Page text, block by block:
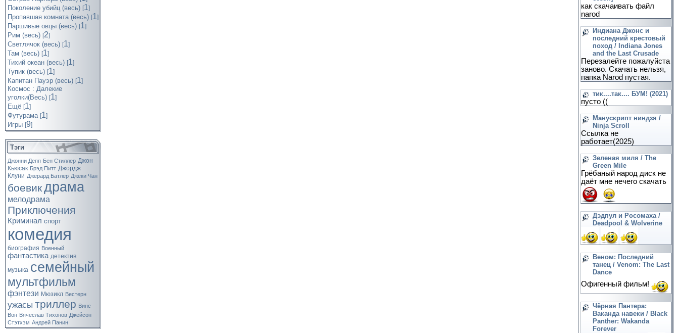
Поколение убийц (весь) [1]
Пропавшая комната (весь) [1]
Паршивые овцы (весь) [1]
Рим (весь) [2]
Светлячок (весь) [1]
Там (весь) [1]
Тихий океан (весь) [1]
Тупик (весь) [1]
Капитан Пауэр (весь) [1]
Космос : Далекие
уголки(Весь) [1]
Ещё [1]
Футурама [1]
Игры [9]
Тэги
Джонни Депп Бен Стиллер Джон
Кьюсак Брэд Питт Джордж
Клуни Джерард Батлер Джеки Чан
боевикдрама
мелодрама
Приключения
Криминал спорт
комедия
биография Военный
фантастика детектив
музыка семейный
мультфильм
фэнтези Мюзикл Вестерн
ужасы триллер Винс
Вон Вячеслав Тихонов Джейсон
Стэтхэм Андрей Панин
как скачаивать файл
narod
Индиана Джонс и
последний крестовый
поход / Indiana Jones
and the Last Crusade
Перезалейте пожалуйста
заново. Скачать нельзя,
папка Narod пустая.
тик....так.... БУМ! (2021)
пусто ((
Манускрипт ниндзя /
Ninja Scroll
Ссылка не
работает(2025)
Зеленая миля / The
Green Mile
Грёбаный народ диск не
даёт мне нечего скачать
Дэдпул и Росомаха /
Deadpool & Wolverine
Веном: Последний
танец / Venom: The Last
Dance
Офигенный фильм!
Чёрная Пантера:
Ваканда навеки / Black
Panther: Wakanda
Forever